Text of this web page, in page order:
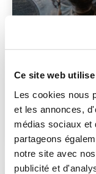
Ce site web
Les cookies nous
et les annonces,
médias sociaux et
partageons
notre site avec
publicité et
Le
ACCÉDER